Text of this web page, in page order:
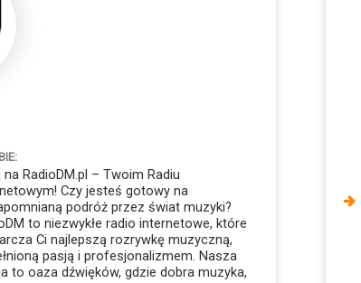
na RadioDM.pl – Twoim Radiu
Czy jesteś gotowy na
podróż przez świat muzyki?
to niezwykłe radio internetowe, które
Ci najlepszą rozrywkę muzyczną,
pasją i profesjonalizmem. Nasza
to oaza dźwięków, gdzie dobra muzyka,